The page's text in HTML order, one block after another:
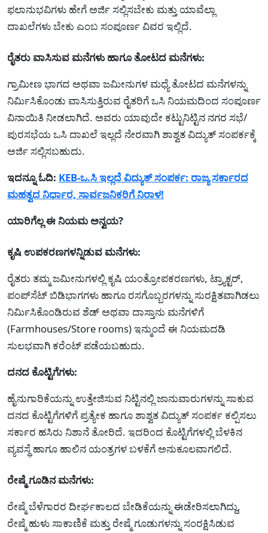
ಫಲಾನುಭವಿಗಳು ಹೇಗೆ ಅರ್ಜಿ ಸಲ್ಲಿಸಬೇಕು ಮತ್ತು ಯಾವೆಲ್ಲಾ
ದಾಖಲೆಗಳು ಬೇಕು ಎಂಬ ಸಂಪೂರ್ಣ ವಿವರ ಇಲ್ಲಿದೆ.
ರೈತರು ವಾಸಿಸುವ ಮನೆಗಳು ಹಾಗೂ ತೋಟದ ಮನೆಗಳು:
ಗ್ರಾಮೀಣ ಭಾಗದ ಅಥವಾ ಜಮೀನುಗಳ ಮಧ್ಯೆ ತೋಟದ ಮನೆಗಳನ್ನು
ನಿರ್ಮಿಸಿಕೊಂಡು ವಾಸಿಸುತ್ತಿರುವ ರೈತರಿಗೆ ಒಸಿ ನಿಯಮದಿಂದ ಸಂಪೂರ್ಣ
ವಿನಾಯಿತಿ ನೀಡಲಾಗಿದೆ. ಅವರು ಯಾವುದೇ ಕಟ್ಟುನಿಟ್ಟಿನ ನಗರ ಸಭೆ/
ಪುರಸಭೆಯ ಒಸಿ ದಾಖಲೆ ಇಲ್ಲದೆ ನೇರವಾಗಿ ಶಾಶ್ವತ ವಿದ್ಯುತ್ ಸಂಪರ್ಕಕ್ಕೆ
ಅರ್ಜಿ ಸಲ್ಲಿಸಬಹುದು.
ಇದನ್ನೂ ಓದಿ: KEB-ಒ.ಸಿ ಇಲ್ಲದೆ ವಿದ್ಯುತ್ ಸಂಪರ್ಕ: ರಾಜ್ಯ ಸರ್ಕಾರದ
ಮಹತ್ವದ ನಿರ್ಧಾರ, ಸಾರ್ವಜನಿಕರಿಗೆ ನಿರಾಳ!
ಯಾರಿಗೆಲ್ಲ ಈ ನಿಯಮ ಅನ್ವಯ?
ಕೃಷಿ ಉಪಕರಣಗಳನ್ನಿಡುವ ಮನೆಗಳು:
ರೈತರು ತಮ್ಮ ಜಮೀನುಗಳಲ್ಲಿ ಕೃಷಿ ಯಂತ್ರೋಪಕರಣಗಳು, ಟ್ರ್ಯಾಕ್ಟರ್,
ಪಂಪ್‌ಸೆಟ್ ಬಿಡಿಭಾಗಗಳು ಹಾಗೂ ರಸಗೊಬ್ಬರಗಳನ್ನು ಸುರಕ್ಷಿತವಾಗಿಡಲು
ನಿರ್ಮಿಸಿಕೊಂಡಿರುವ ಶೆಡ್ ಅಥವಾ ದಾಸ್ತಾನು ಮನೆಗಳಿಗೆ
(Farmhouses/Store rooms) ಇನ್ಮುಂದೆ ಈ ನಿಯಮದಡಿ
ಸುಲಭವಾಗಿ ಕರೆಂಟ್ ಪಡೆಯಬಹುದು.
ದನದ ಕೊಟ್ಟಿಗೆಗಳು:
ಹೈನುಗಾರಿಕೆಯನ್ನು ಉತ್ತೇಜಿಸುವ ನಿಟ್ಟಿನಲ್ಲಿ ಜಾನುವಾರುಗಳನ್ನು ಸಾಕುವ
ದನದ ಕೊಟ್ಟಿಗೆಗಳಿಗೆ ಪ್ರತ್ಯೇಕ ಹಾಗೂ ಶಾಶ್ವತ ವಿದ್ಯುತ್ ಸಂಪರ್ಕ ಕಲ್ಪಿಸಲು
ಸರ್ಕಾರ ಹಸಿರು ನಿಶಾನೆ ತೋರಿದೆ. ಇದರಿಂದ ಕೊಟ್ಟಿಗೆಗಳಲ್ಲಿ ಬೆಳಕಿನ
ವ್ಯವಸ್ಥೆ ಹಾಗೂ ಹಾಲಿನ ಯಂತ್ರಗಳ ಬಳಕೆಗೆ ಅನುಕೂಲವಾಗಲಿದೆ.
ರೇಷ್ಮೆ ಗೂಡಿನ ಮನೆಗಳು:
ರೇಷ್ಮೆ ಬೆಳೆಗಾರರ ದೀರ್ಘಕಾಲದ ಬೇಡಿಕೆಯನ್ನು ಈಡೇರಿಸಲಾಗಿದ್ದು,
ರೇಷ್ಮೆ ಹುಳು ಸಾಕಾಣಿಕೆ ಮತ್ತು ರೇಷ್ಮೆ ಗೂಡುಗಳನ್ನು ಸಂರಕ್ಷಿಸಿಡುವ